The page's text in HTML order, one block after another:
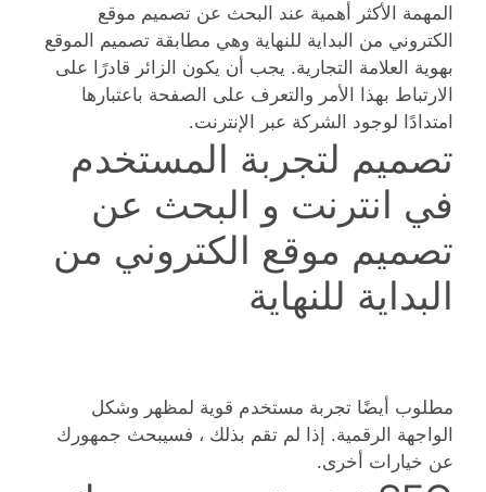
المهمة الأكثر أهمية عند البحث عن تصميم موقع
الكتروني من البداية للنهاية وهي مطابقة تصميم الموقع
بهوية العلامة التجارية. يجب أن يكون الزائر قادرًا على
الارتباط بهذا الأمر والتعرف على الصفحة باعتبارها
امتدادًا لوجود الشركة عبر الإنترنت.
تصميم لتجربة المستخدم
في انترنت و البحث عن
تصميم موقع الكتروني من
البداية للنهاية
مطلوب أيضًا تجربة مستخدم قوية لمظهر وشكل
الواجهة الرقمية. إذا لم تقم بذلك ، فسيبحث جمهورك
عن خيارات أخرى.